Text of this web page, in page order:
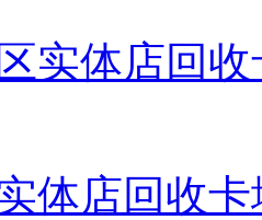
实体店回
体店回收